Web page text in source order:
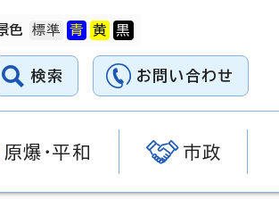
色
検索 お問い合わせ
原爆・平和 市政